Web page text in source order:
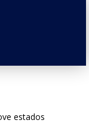
estados